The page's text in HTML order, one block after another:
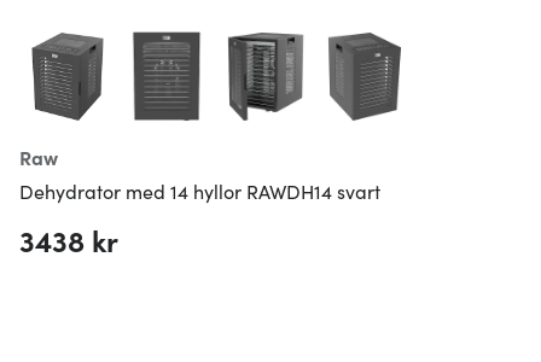
Raw
Dehydrator med 14 hyllor RAWDH14 svart
3438 kr